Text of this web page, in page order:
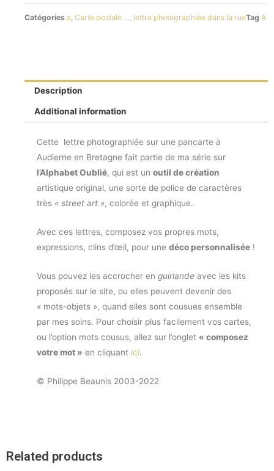
Catégories a Carte postale …, lettre photographiée dans la rueTag A
Description
Additional information
Cette lettre photographiée sur une pancarte à
Audierne en Bretagne fait partie de ma série sur
l’Alphabet Oublié, qui est un outil de création
artistique original, une sorte de police de caractères
très « street art », colorée et graphique.
Avec ces lettres, composez vos propres mots,
expressions, clins d’œil, pour une déco personnalisée !
Vous pouvez les accrocher en guirlande avec les kits
proposés sur le site, ou elles peuvent devenir des
« mots-objets », quand elles sont cousues ensemble
par mes soins. Pour choisir plus facilement vos cartes,
ou l’option mots cousus, allez sur l’onglet « composez
votre mot » en cliquant ici.
© Philippe Beaunis 2003-2022
Related products